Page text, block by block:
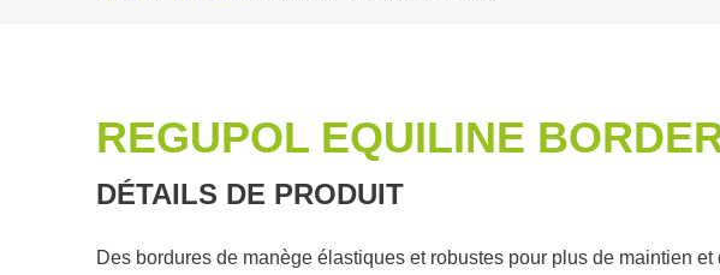
REGUPOL EQUILINE
DÉTAILS DE PRODUIT
Des bordures de manège élastiques et robustes pour plus de maintien et